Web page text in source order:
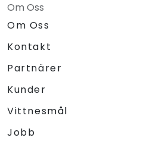
Om Oss
Om Oss
Kontakt
Partnärer
Kunder
Vittnesmål
Jobb